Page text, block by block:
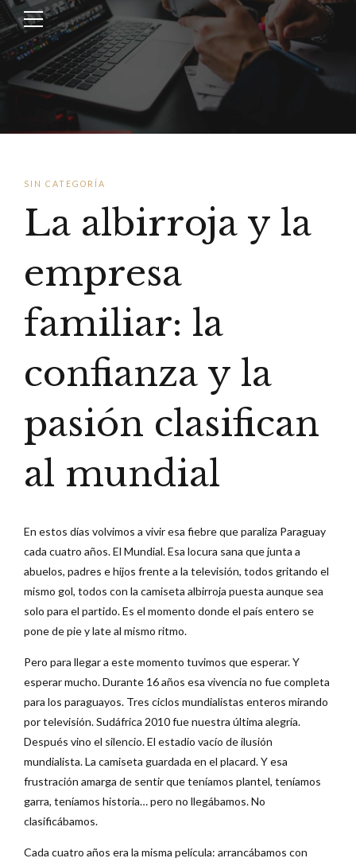
SIN CATEGORÍA
La albirroja y la
empresa
familiar: la
confianza y la
pasión clasifican
al mundial
En estos días volvimos a vivir esa fiebre que paraliza Paraguay
cada cuatro años. El Mundial. Esa locura sana que junta a
abuelos, padres e hijos frente a la televisión, todos gritando el
mismo gol, todos con la camiseta albirroja puesta aunque sea
solo para el partido. Es el momento donde el país entero se
pone de pie y late al mismo ritmo.
Pero para llegar a este momento tuvimos que esperar. Y
esperar mucho. Durante 16 años esa vivencia no fue completa
para los paraguayos. Tres ciclos mundialistas enteros mirando
por televisión. Sudáfrica 2010 fue nuestra última alegría.
Después vino el silencio. El estadio vacío de ilusión
mundialista. La camiseta guardada en el placard. Y esa
frustración amarga de sentir que teníamos plantel, teníamos
garra, teníamos historia… pero no llegábamos. No
clasificábamos.
Cada cuatro años era la misma película: arrancábamos con